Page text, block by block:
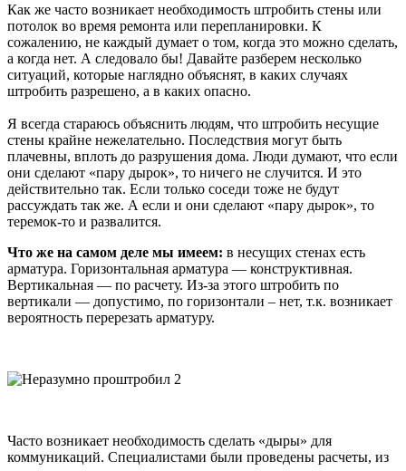
Как же часто возникает необходимость штробить стены или
потолок во время ремонта или перепланировки. К
сожалению, не каждый думает о том, когда это можно сделать,
а когда нет. А следовало бы! Давайте разберем несколько
ситуаций, которые наглядно объяснят, в каких случаях
штробить разрешено, а в каких опасно.
Я всегда стараюсь объяснить людям, что штробить несущие
стены крайне нежелательно. Последствия могут быть
плачевны, вплоть до разрушения дома. Люди думают, что если
они сделают «пару дырок», то ничего не случится. И это
действительно так. Если только соседи тоже не будут
рассуждать так же. А если и они сделают «пару дырок», то
теремок-то и развалится.
Что же на самом деле мы имеем: в несущих стенах есть
арматура. Горизонтальная арматура — конструктивная.
Вертикальная — по расчету. Из-за этого штробить по
вертикали — допустимо, по горизонтали – нет, т.к. возникает
вероятность перерезать арматуру.
Часто возникает необходимость сделать «дыры» для
коммуникаций. Специалистами были проведены расчеты, из